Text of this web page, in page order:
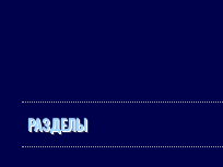
РАЗДЕЛЫ